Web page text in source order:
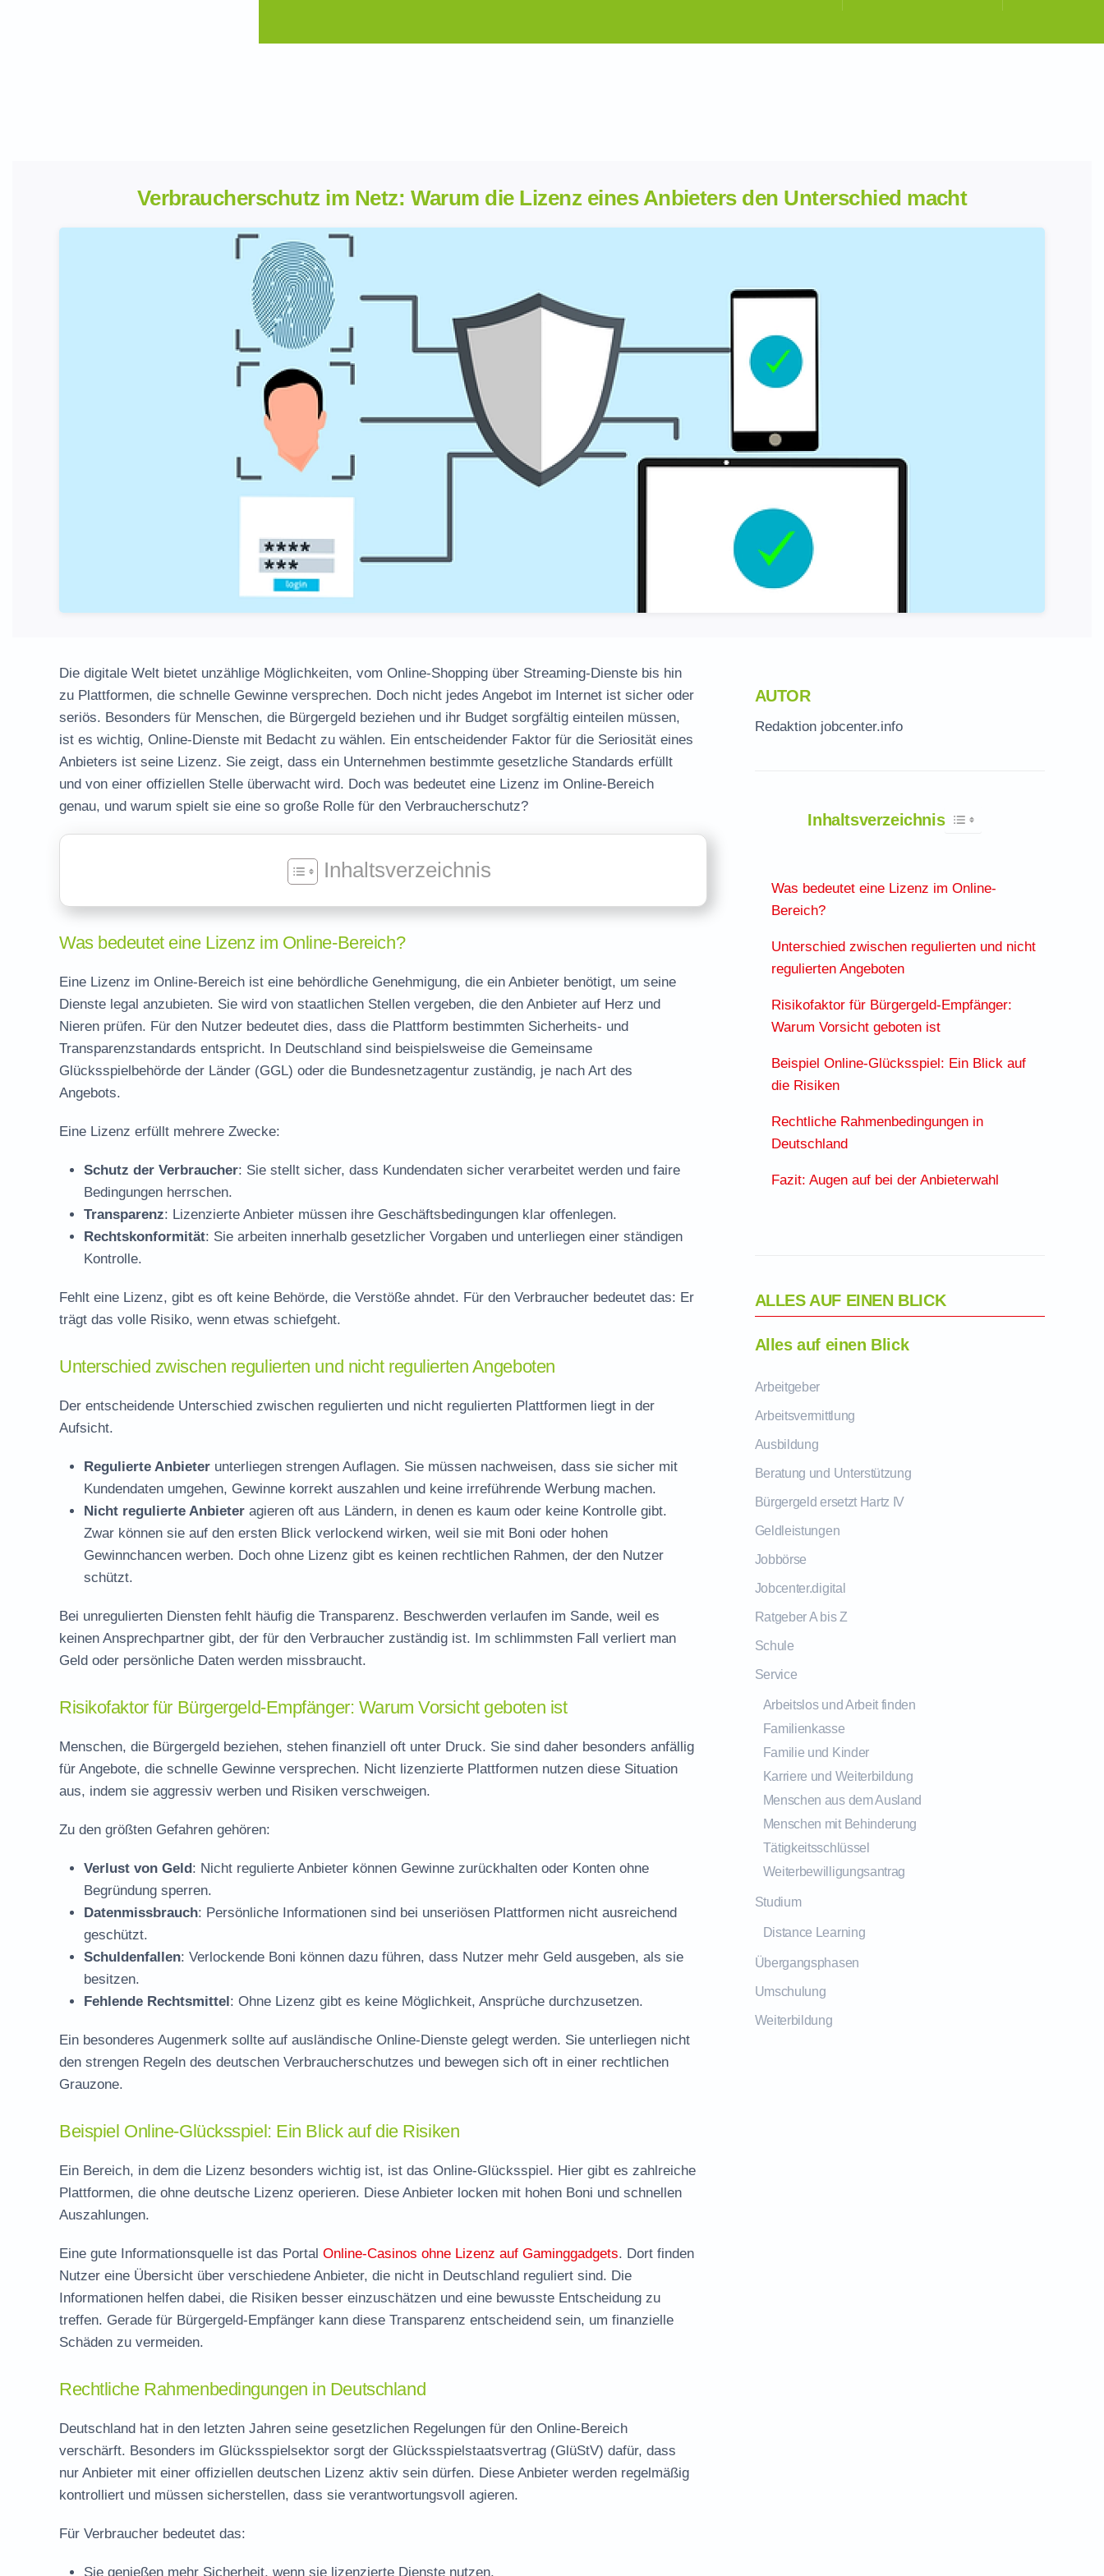
Verbraucherschutz im Netz: Warum die Lizenz eines Anbieters den Unterschied macht
Die digitale Welt bietet unzählige Möglichkeiten, vom Online-Shopping über Streaming-Dienste bis hin
zu Plattformen, die schnelle Gewinne versprechen. Doch nicht jedes Angebot im Internet ist sicher oder
seriös. Besonders für Menschen, die Bürgergeld beziehen und ihr Budget sorgfältig einteilen müssen,
ist es wichtig, Online-Dienste mit Bedacht zu wählen. Ein entscheidender Faktor für die Seriosität eines
Anbieters ist seine Lizenz. Sie zeigt, dass ein Unternehmen bestimmte gesetzliche Standards erfüllt
und von einer offiziellen Stelle überwacht wird. Doch was bedeutet eine Lizenz im Online-Bereich
genau, und warum spielt sie eine so große Rolle für den Verbraucherschutz?
Inhaltsverzeichnis
Was bedeutet eine Lizenz im Online-Bereich?
Eine Lizenz im Online-Bereich ist eine behördliche Genehmigung, die ein Anbieter benötigt, um seine
Dienste legal anzubieten. Sie wird von staatlichen Stellen vergeben, die den Anbieter auf Herz und
Nieren prüfen. Für den Nutzer bedeutet dies, dass die Plattform bestimmten Sicherheits- und
Transparenzstandards entspricht. In Deutschland sind beispielsweise die Gemeinsame
Glücksspielbehörde der Länder (GGL) oder die Bundesnetzagentur zuständig, je nach Art des
Angebots.
Eine Lizenz erfüllt mehrere Zwecke:
Schutz der Verbraucher: Sie stellt sicher, dass Kundendaten sicher verarbeitet werden und faire
Bedingungen herrschen.
Transparenz: Lizenzierte Anbieter müssen ihre Geschäftsbedingungen klar offenlegen.
Rechtskonformität: Sie arbeiten innerhalb gesetzlicher Vorgaben und unterliegen einer ständigen
Kontrolle.
Fehlt eine Lizenz, gibt es oft keine Behörde, die Verstöße ahndet. Für den Verbraucher bedeutet das: Er
trägt das volle Risiko, wenn etwas schiefgeht.
Unterschied zwischen regulierten und nicht regulierten Angeboten
Der entscheidende Unterschied zwischen regulierten und nicht regulierten Plattformen liegt in der
Aufsicht.
Regulierte Anbieter unterliegen strengen Auflagen. Sie müssen nachweisen, dass sie sicher mit
Kundendaten umgehen, Gewinne korrekt auszahlen und keine irreführende Werbung machen.
Nicht regulierte Anbieter agieren oft aus Ländern, in denen es kaum oder keine Kontrolle gibt.
Zwar können sie auf den ersten Blick verlockend wirken, weil sie mit Boni oder hohen
Gewinnchancen werben. Doch ohne Lizenz gibt es keinen rechtlichen Rahmen, der den Nutzer
schützt.
Bei unregulierten Diensten fehlt häufig die Transparenz. Beschwerden verlaufen im Sande, weil es
keinen Ansprechpartner gibt, der für den Verbraucher zuständig ist. Im schlimmsten Fall verliert man
Geld oder persönliche Daten werden missbraucht.
Risikofaktor für Bürgergeld-Empfänger: Warum Vorsicht geboten ist
Menschen, die Bürgergeld beziehen, stehen finanziell oft unter Druck. Sie sind daher besonders anfällig
für Angebote, die schnelle Gewinne versprechen. Nicht lizenzierte Plattformen nutzen diese Situation
aus, indem sie aggressiv werben und Risiken verschweigen.
Zu den größten Gefahren gehören:
Verlust von Geld: Nicht regulierte Anbieter können Gewinne zurückhalten oder Konten ohne
Begründung sperren.
Datenmissbrauch: Persönliche Informationen sind bei unseriösen Plattformen nicht ausreichend
geschützt.
Schuldenfallen: Verlockende Boni können dazu führen, dass Nutzer mehr Geld ausgeben, als sie
besitzen.
Fehlende Rechtsmittel: Ohne Lizenz gibt es keine Möglichkeit, Ansprüche durchzusetzen.
Ein besonderes Augenmerk sollte auf ausländische Online-Dienste gelegt werden. Sie unterliegen nicht
den strengen Regeln des deutschen Verbraucherschutzes und bewegen sich oft in einer rechtlichen
Grauzone.
Beispiel Online-Glücksspiel: Ein Blick auf die Risiken
Ein Bereich, in dem die Lizenz besonders wichtig ist, ist das Online-Glücksspiel. Hier gibt es zahlreiche
Plattformen, die ohne deutsche Lizenz operieren. Diese Anbieter locken mit hohen Boni und schnellen
Auszahlungen.
Eine gute Informationsquelle ist das Portal Online-Casinos ohne Lizenz auf Gaminggadgets. Dort finden
Nutzer eine Übersicht über verschiedene Anbieter, die nicht in Deutschland reguliert sind. Die
Informationen helfen dabei, die Risiken besser einzuschätzen und eine bewusste Entscheidung zu
treffen. Gerade für Bürgergeld-Empfänger kann diese Transparenz entscheidend sein, um finanzielle
Schäden zu vermeiden.
Rechtliche Rahmenbedingungen in Deutschland
Deutschland hat in den letzten Jahren seine gesetzlichen Regelungen für den Online-Bereich
verschärft. Besonders im Glücksspielsektor sorgt der Glücksspielstaatsvertrag (GlüStV) dafür, dass
nur Anbieter mit einer offiziellen deutschen Lizenz aktiv sein dürfen. Diese Anbieter werden regelmäßig
kontrolliert und müssen sicherstellen, dass sie verantwortungsvoll agieren.
Für Verbraucher bedeutet das:
Sie genießen mehr Sicherheit, wenn sie lizenzierte Dienste nutzen.
AUTOR
Redaktion jobcenter.info
Inhaltsverzeichnis Toggle Table of Content
Was bedeutet eine Lizenz im Online-
Bereich?
Unterschied zwischen regulierten und nicht
regulierten Angeboten
Risikofaktor für Bürgergeld-Empfänger:
Warum Vorsicht geboten ist
Beispiel Online-Glücksspiel: Ein Blick auf
die Risiken
Rechtliche Rahmenbedingungen in
Deutschland
Fazit: Augen auf bei der Anbieterwahl
ALLES AUF EINEN BLICK
Alles auf einen Blick
Arbeitgeber
Arbeitsvermittlung
Ausbildung
Beratung und Unterstützung
Bürgergeld ersetzt Hartz IV
Geldleistungen
Jobbörse
Jobcenter.digital
Ratgeber A bis Z
Schule
Service
Arbeitslos und Arbeit finden
Familienkasse
Familie und Kinder
Karriere und Weiterbildung
Menschen aus dem Ausland
Menschen mit Behinderung
Tätigkeitsschlüssel
Weiterbewilligungsantrag
Studium
Distance Learning
Übergangsphasen
Umschulung
Weiterbildung